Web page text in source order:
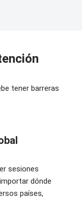
tener barreras
sesiones
dónde
países,